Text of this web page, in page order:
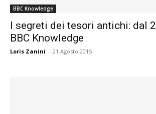
BBC Knowledge
I segreti dei tesori antichi: dal
BBC Knowledge
Loris Zanini - 21 Agosto 2015